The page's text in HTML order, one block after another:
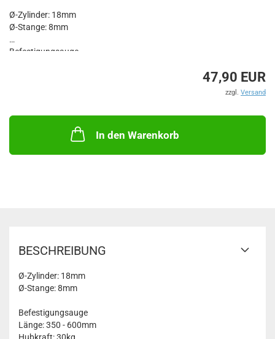
Ø-Zylinder: 18mm
Ø-Stange: 8mm
Befestigungsauge
47,90 EUR
zzgl. Versand
In den Warenkorb
BESCHREIBUNG
Ø-Zylinder: 18mm
Ø-Stange: 8mm
Befestigungsauge
Länge: 350 - 600mm